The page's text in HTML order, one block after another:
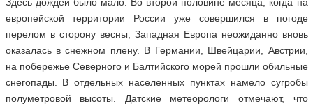
европейской территории России уже совершился в погоде
перелом в сторону весны, Западная Европа неожиданно вновь
оказалась в снежном плену. В Германии, Швейцарии, Австрии,
на побережье Северного и Балтийского морей прошли обильные
снегопады. В отдельных населенных пунктах намело сугробы
полуметровой высоты. Датские метеорологи отмечают, что